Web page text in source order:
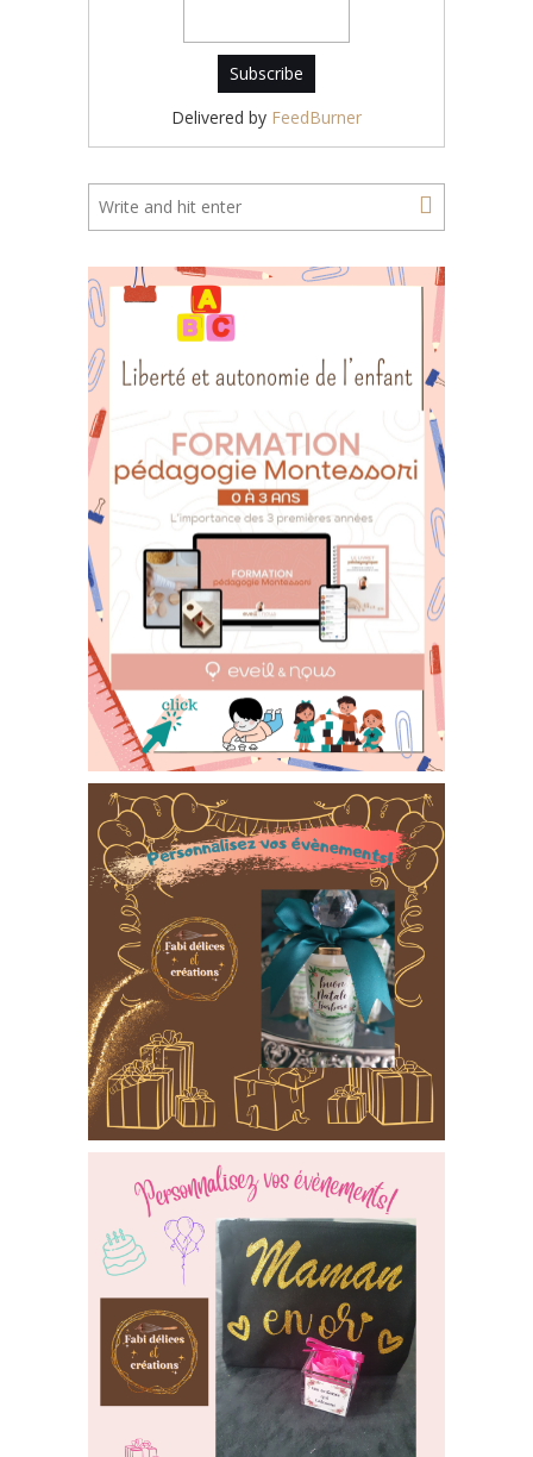
Delivered by FeedBurner